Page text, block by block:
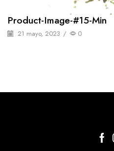
Product-Image-#15-Min
21 mayo, 2023 / 0